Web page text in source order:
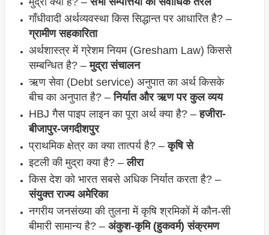
गाँधीवादी अर्थव्यवस्था किस सिद्धान्त पर आधारित है? –
ग्रामीण सहकारिता
अर्थशास्त्र में ग्रेशम नियम (Gresham Law) किससे
सम्बन्धित है? –मुद्रा संचालन
ऋण सेवा (Debt service) अनुपात का अर्थ किसके
बीच का अनुपात है? –निर्यात और ऋण पर कुल व्यय
HBJ गैस पाइप लाइन का पूरा अर्थ क्या है? –हजीरा-
बीजापुर-जगदीशपुर
प्राथमिक क्षेत्र का क्या तात्पर्य है? –कृषि से
इटली की मुद्रा क्या है? –लीरा
किस देश को भारत सबसे अधिक निर्यात करता है? –
संयुक्त राज्य अमेरिका
नगरीय जनसंख्या की तुलना में कृषि श्रमिकों में कौन-सी
बीमारी सामान्य है? – अंकुश-कृमि (हुकवर्म) संक्रमण